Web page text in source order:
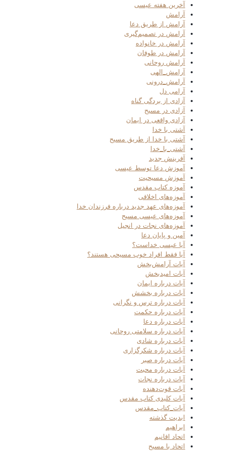
آخرین هفته عیسی
آرامش
آرامش از طریق دعا
آرامش در تصمیم‌گیری
آرامش در خانواده
آرامش در طوفان
آرامش روحانی
آرامش_الهی
آرامش_درونی
آرامی دل
آزادی از بردگی گناه
آزادی در مسیح
آزادی واقعی در ایمان
آشتی با خدا
آشتی با خدا از طریق مسیح
آشتی_با_خدا
آفرینش جدید
آموزش دعا توسط عیسی
آموزش مسیحیت
آموزه کتاب مقدس
آموزه‌های اخلاقی
آموزه‌های عهد جدید درباره فرزندان خدا
آموزه‌های عیسی مسیح
آموزه‌های نجات در انجیل
آمین و پایان دعا
آیا عیسی خداست؟
آیا فقط افراد خوب مسیحی هستند؟
آیات آرامش‌بخش
آیات امیدبخش
آیات درباره ایمان
آیات درباره بخشش
آیات درباره ترس و نگرانی
آیات درباره حکمت
آیات درباره دعا
آیات درباره سلامتی روحانی
آیات درباره شادی
آیات درباره شکرگزاری
آیات درباره صبر
آیات درباره محبت
آیات درباره نجات
آیات قوت‌دهنده
آیات کلیدی کتاب مقدس
آیات_کتاب_مقدس
ابدیت گذشته
ابراهیم
اتحاد اقانیم
اتحاد با مسیح